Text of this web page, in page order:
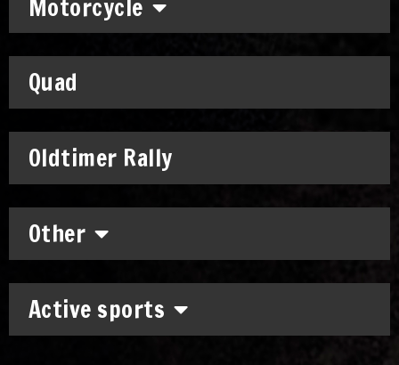
Motorcycle
Quad
Oldtimer Rally
Other
Active sports